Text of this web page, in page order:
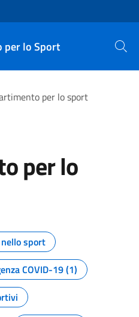
per lo Sport Cerca
per lo sport
per lo
pagina
sport
COVID-19 (1)